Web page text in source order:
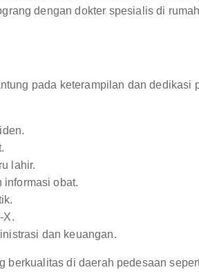
dengan dokter spesialis di
pada keterampilan dan dedikasi
lahir.
informasi obat.
X.
dan keuangan.
berkualitas di daerah pedesaan